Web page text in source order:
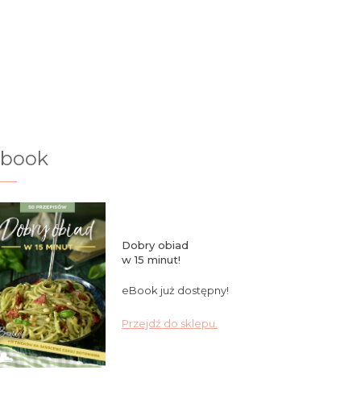
Dobry obiad
w 15 minut!
eBook już dostępny!
Przejdź do sklepu.